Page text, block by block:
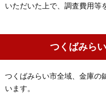
いただいた上で、調査費用等
つくばみら
つくばみらい市全域、金庫の
います。